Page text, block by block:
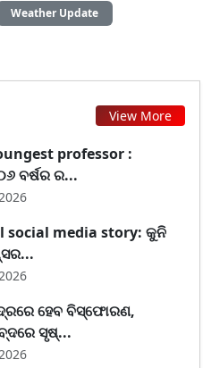
Weather Update
View More
professor :
ବର୍ଷର ର...
social media story: କୁନି
ହେବ ବିସ୍ଫୋରଣ,
ସୃଷ୍...